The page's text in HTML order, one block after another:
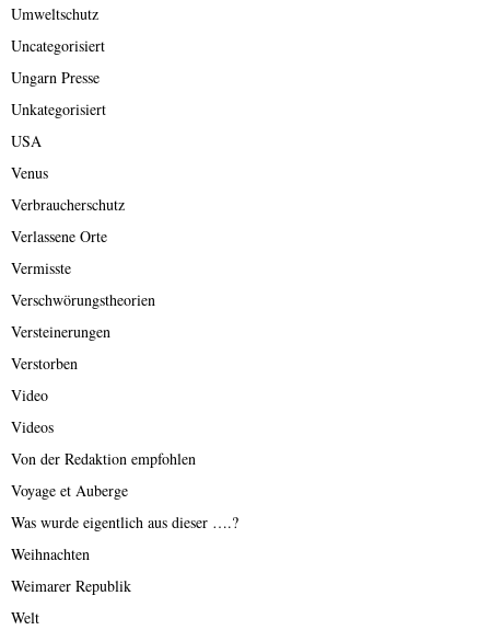
Umweltschutz
Uncategorisiert
Ungarn Presse
Unkategorisiert
USA
Venus
Verbraucherschutz
Verlassene Orte
Vermisste
Verschwörungstheorien
Versteinerungen
Verstorben
Video
Videos
Von der Redaktion empfohlen
Voyage et Auberge
Was wurde eigentlich aus dieser ….?
Weihnachten
Weimarer Republik
Welt